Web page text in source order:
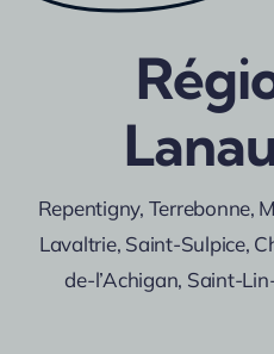
Repentigny, Terrebonne,
Lavaltrie, Saint-Sulpice,
de-l’Achigan, Saint-